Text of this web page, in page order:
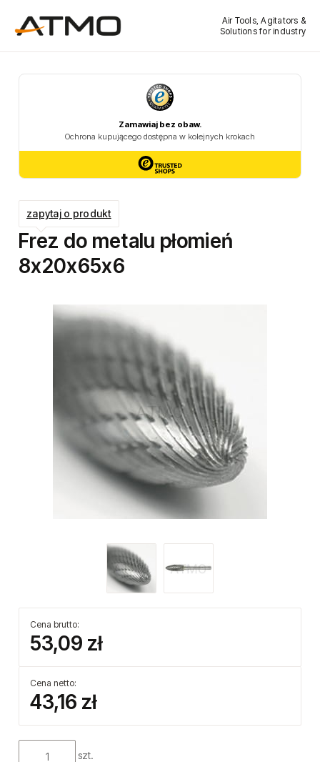
Air Tools, Agitators &
Solutions for industry
Frez do metalu płomień
8x20x65x6
Cena brutto:
53,09 zł
Cena netto:
43,16 zł
szt.
zapytaj o produkt